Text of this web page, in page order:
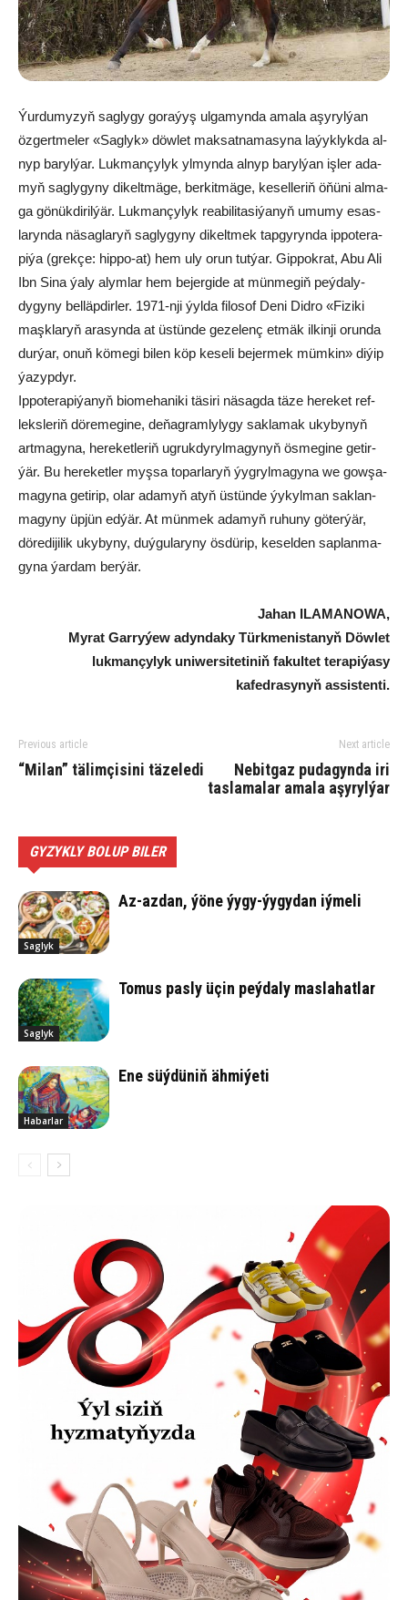
Ýurdumyzyň sag­ly­gy go­ra­ýyş ul­ga­myn­da ama­la aşy­ryl­ýan
öz­gert­me­ler «Sag­lyk» döw­let mak­sat­na­ma­sy­na la­ýyk­lyk­da al­
nyp ba­ryl­ýar. Luk­man­çy­lyk yl­myn­da al­nyp ba­ryl­ýan iş­ler ada­
myň sag­ly­gy­ny di­kelt­mä­ge, ber­kit­mä­ge, ke­sel­le­riň öňü­ni al­ma­
ga gö­nük­di­rilýär. Luk­man­çy­lyk rea­bi­li­ta­si­ýa­nyň umu­my esas­
la­ryn­da nä­sag­la­ryň sag­ly­gy­ny di­kelt­mek tap­gy­ryn­da ip­po­te­ra­
pi­ýa (grek­çe: hip­po-at) hem uly orun tut­ýar. Gip­pok­rat, Abu Ali
Ibn Si­na ýaly alymlar hem be­jergide at mün­me­giň peý­da­ly­
dygyny belläpdirler. 1971-nji ýyl­da fi­lo­sof De­ni Did­ro «Fi­zi­ki
maşk­la­ryň ara­syn­da at üs­tün­de ge­ze­lenç et­mä­k il­kin­ji orunda
durýar, onuň kö­me­gi bi­len köp ke­sel­i be­jer­mek müm­kin­» di­ýip
ýa­zypdyr.
Ip­po­te­ra­pi­ýa­nyň bio­me­ha­ni­ki tä­si­ri nä­sag­da tä­ze he­re­ket ref­
leks­le­riň dö­re­me­gi­ne, de­ňag­ram­ly­ly­gy sak­la­mak uky­by­nyň
art­ma­gy­na, he­re­ket­le­riň ug­ruk­dy­ryl­ma­gy­nyň ös­me­gi­ne ge­tir­
ýär. Bu he­re­ket­ler myş­sa to­par­la­ryň ýyg­ryl­ma­gy­na we gow­şa­
ma­gy­na ge­tir­ip, olar ada­myň atyň üs­tün­de ýy­kyl­man sak­lan­
ma­gy­ny üp­jün ed­ýär. At mün­mek ada­myň ru­hu­ny gö­te­r­ýär,
döredijilik ukyby­ny, duý­gu­la­ry­ny ös­dür­ip, ke­sel­den sap­lan­ma­
gy­na ýar­dam ber­ýär.
Ja­han ILA­MA­NO­WA,
Myrat Garryýew adyndaky Türkmenistanyň Döwlet
lukmançylyk uniwersitetiniň fakultet terapiýasy
kafedrasynyň assistenti.
Previous article
“Milan” tälimçisini täzeledi
Next article
Nebitgaz pudagynda iri
taslamalar amala aşyrylýar
GYZYKLY BOLUP BILER
Saglyk
Az-azdan, ýöne ýygy-ýygydan iýmeli
Saglyk
Tomus pasly üçin peýdaly maslahatlar
Habarlar
Ene süý­dü­niň äh­mi­ýe­ti